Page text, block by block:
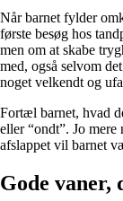
Når barnet fylder
første besøg hos
men om at skabe
med, også selvom
noget velkendt og
Fortæl barnet, hvad
eller “ondt”. Jo
afslappet vil barnet
Gode vaner,